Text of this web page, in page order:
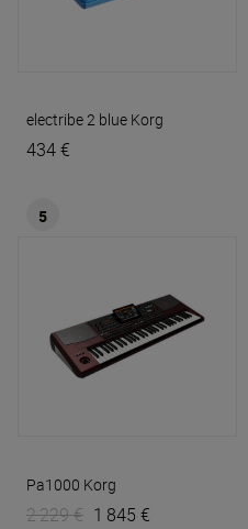
electribe 2 blue Korg
434 €
5
Pa1000 Korg
2 229 € 1 845 €